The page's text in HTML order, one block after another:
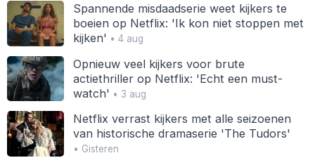
Spannende misdaadserie weet kijkers te
boeien op Netflix: 'Ik kon niet stoppen met
kijken' • 4 aug
Opnieuw veel kijkers voor brute
actiethriller op Netflix: 'Echt een must-
watch' • 3 aug
Netflix verrast kijkers met alle seizoenen
van historische dramaserie 'The Tudors'
• Gisteren